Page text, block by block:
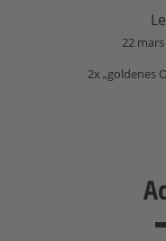
22
2x „goldenes